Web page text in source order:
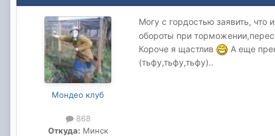
Мондео клуб
868
Откуда: Минск
Могу с гордостью заявить, что
обороты при
Короче я щастлив
А еще
(тьфу,тьфу,тьфу)..